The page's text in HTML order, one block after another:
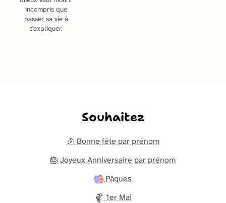
incompris que
passer sa vie à
s'expliquer.
Souhaitez
🎉 Bonne fête par prénom
🎂 Joyeux Anniversaire par prénom
Pâques
1er Mai